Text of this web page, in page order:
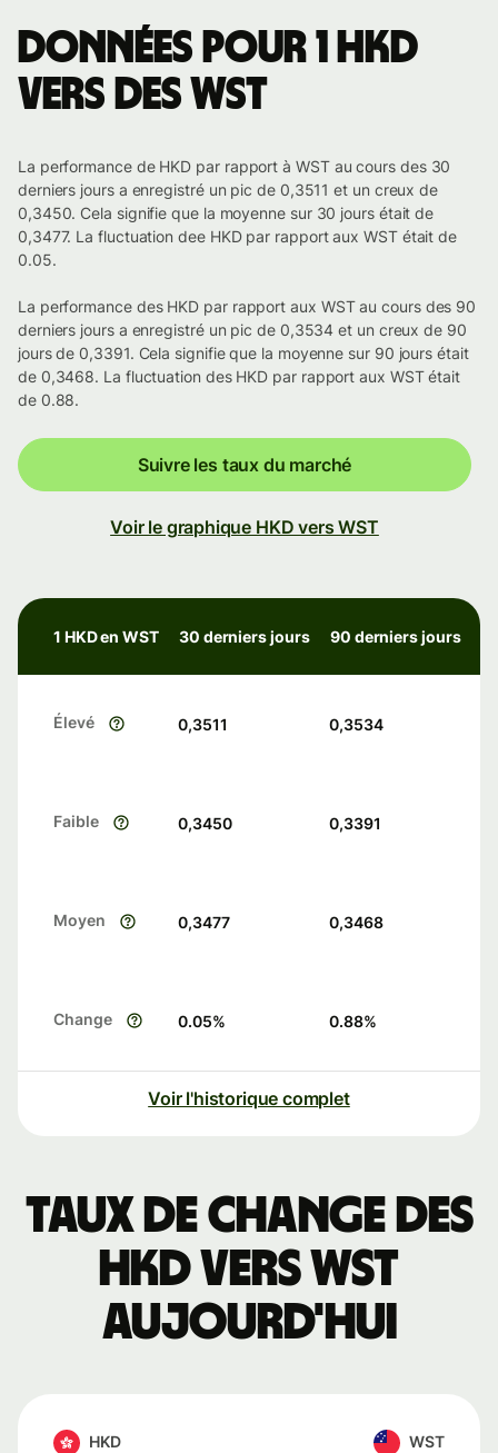
Données pour 1 HKD
vers des WST
La performance de HKD par rapport à WST au cours des 30
derniers jours a enregistré un pic de 0,3511 et un creux de
0,3450. Cela signifie que la moyenne sur 30 jours était de
0,3477. La fluctuation dee HKD par rapport aux WST était de
0.05.
La performance des HKD par rapport aux WST au cours des 90
derniers jours a enregistré un pic de 0,3534 et un creux de 90
jours de 0,3391. Cela signifie que la moyenne sur 90 jours était
de 0,3468. La fluctuation des HKD par rapport aux WST était
de 0.88.
Suivre les taux du marché
Voir le graphique HKD vers WST
1 HKD en WST 30 derniers jours 90 derniers jours
Élevé 0,3511 0,3534
Faible 0,3450 0,3391
Moyen 0,3477 0,3468
Change 0.05% 0.88%
Voir l'historique complet
Taux de change des
HKD vers WST
aujourd'hui
HKD WST